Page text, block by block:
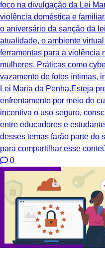
foco na divulgação da Lei
violência doméstica e
o aniversário da sanção da
atualidade, o ambiente
ferramentas para a violência
mulheres. Práticas como
vazamento de fotos íntimas,
Lei Maria da Penha.Esteja
enfrentamento por meio do
incentiva o uso seguro,
entre educadores e
desses temas farão parte do
para compartilhar esse
0